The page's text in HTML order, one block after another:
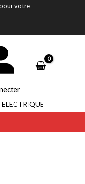
pour votre
ELECTRIQUE